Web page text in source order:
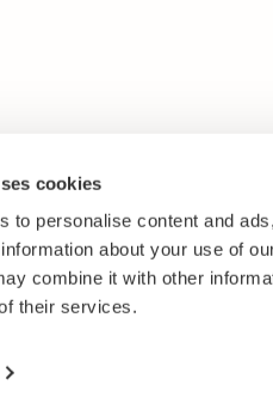
cookies
to personalise content and
about your use of
combine it with other
their services.